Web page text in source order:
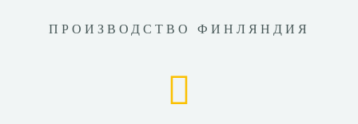
ПРОИЗВОДСТВО ФИНЛЯНДИЯ